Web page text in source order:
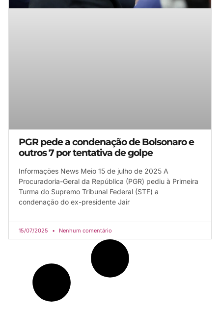
PGR pede a condenação de Bolsonaro e
outros 7 por tentativa de golpe
Informações News Meio 15 de julho de 2025 A
Procuradoria-Geral da República (PGR) pediu à Primeira
Turma do Supremo Tribunal Federal (STF) a
condenação do ex-presidente Jair
15/07/2025 Nenhum comentário